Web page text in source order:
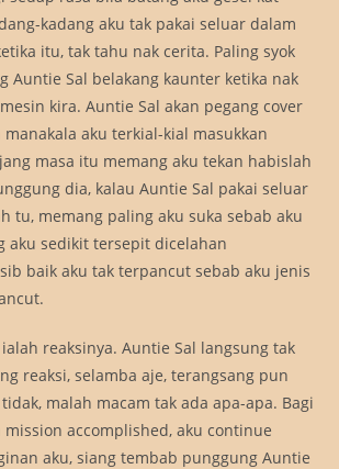
kadang aku tak pakai seluar dalam
itu, tak tahu nak cerita. Paling syok
Auntie Sal belakang kaunter ketika nak
kira. Auntie Sal akan pegang cover
aku terkial-kial masukkan
masa itu memang aku tekan habislah
dia, kalau Auntie Sal pakai seluar
tu, memang paling aku suka sebab aku
aku sedikit tersepit dicelahan
baik aku tak terpancut sebab aku jenis
reaksinya. Auntie Sal langsung tak
reaksi, selamba aje, terangsang pun
malah macam tak ada apa-apa. Bagi
mission accomplished, aku continue
aku, siang tembab punggung Auntie